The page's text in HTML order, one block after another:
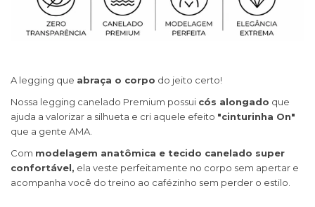
A legging que abraça o corpo do jeito certo!
Nossa legging canelado Premium possui cós alongado que
ajuda a valorizar a silhueta e cri aquele efeito "cinturinha On"
que a gente AMA.
Com modelagem anatômica e tecido canelado super
confortável, ela veste perfeitamente no corpo sem apertar e
acompanha você do treino ao cafézinho sem perder o estilo.